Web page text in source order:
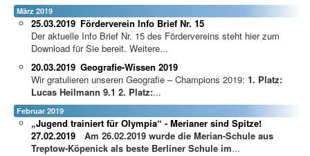
März 2019
Förderverein Info Brief Nr. 15
25.03.2019
Der aktuelle Info Brief Nr. 15 des Fördervereins steht hier zum
Download für Sie bereit. Weitere...
Geografie-Wissen 2019
20.03.2019
Wir gratulieren unseren Geografie – Champions 2019: 1. Platz:
Lucas Heilmann 9.1 2. Platz:...
Februar 2019
„Jugend trainiert für Olympia“ - Merianer sind Spitze!
27.02.2019
Am 26.02.2019 wurde die Merian-Schule aus
Treptow-Köpenick als beste Berliner Schule im...